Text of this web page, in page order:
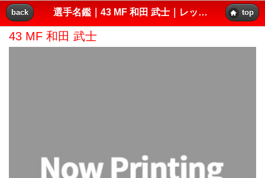
back 選手名鑑｜43 MF 和田 武士｜レッズプレス!! top
43 MF 和田 武士